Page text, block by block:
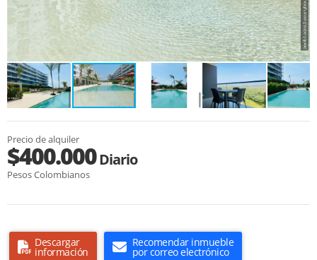
Precio de alquiler
$400.000Diario
Pesos Colombianos
Descargar
información
Recomendar inmueble
por correo electrónico